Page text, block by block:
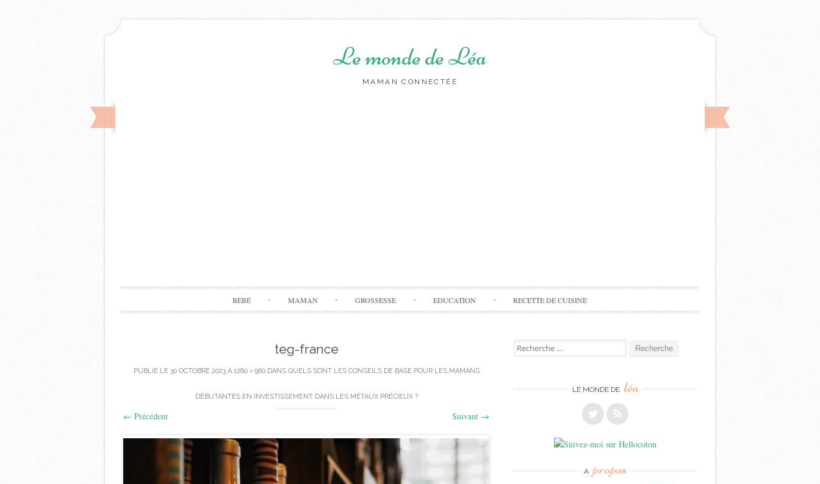
Le monde de Léa
MAMAN CONNECTÉE
Aller
BÉBÉ MAMAN GROSSESSE EDUCATION RECETTE DE CUISINE
teg-france
PUBLIÉ LE 30 OCTOBRE 2023À 1280 × 960DANS QUELS SONT LES CONSEILS DE BASE POUR LES MAMANS
DÉBUTANTES EN INVESTISSEMENT DANS LES MÉTAUX PRÉCIEUX ?
← Précédent Suivant →
Recherche
pour:
LE MONDE DE léa
A propos